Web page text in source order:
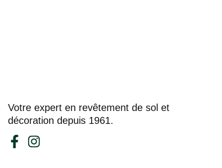
Votre expert en revêtement de sol et
décoration depuis 1961.